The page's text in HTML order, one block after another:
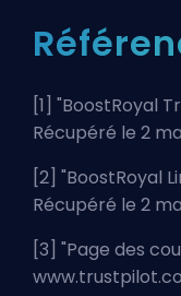
[1] "BoostRoyal
Récupéré le 2
[2] "BoostRoyal
Récupéré le 2
[3] "Page des